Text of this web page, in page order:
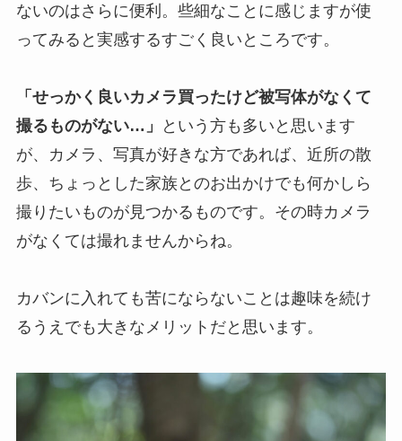
ないのはさらに便利。 些細なことに感じますが使
ってみると実感するすごく良いところです。
「せっかく良いカメラ買ったけど被写体がなくて
撮るものがない…」
という方も多いと思います
が、カメラ、写真が好きな方であれば、近所の散
歩、ちょっとした家族とのお出かけでも何かしら
撮りたいものが見つかるものです。その時カメラ
がなくては撮れませんからね。
カバンに入れても苦にならないことは趣味を続け
るうえでも大きなメリットだと思います。